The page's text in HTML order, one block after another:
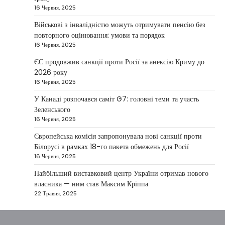
Президент України Володимир Зеленський
повідомив, що Київ готовий підтримати
міжнародних партнерів у стабілізації ситуації
на…
НОВИНИ
Конфлікт на Близькому Сході
паралізував туризм і
авіаперевезення
1 Березня, 2026
Загострення конфлікту на Близькому Сході
суттєво вплинуло на міжнародні подорожі та
туристичну індустрію. Після ударів…
США не відкидають можливість
удару по Ірану у разі провалу
переговорів
Kolomysheva Anastasiya
17 Червня,
16 Червня, 2025
Військові з інвалідністю можуть отримувати пенсію без
повторного оцінювання: умови та порядок
16 Червня, 2025
ЄС продовжив санкції проти Росії за анексію Криму до
2026 року
16 Червня, 2025
У Канаді розпочався саміт G7: головні теми та участь
Зеленського
16 Червня, 2025
Європейська комісія запропонувала нові санкції проти
Білорусі в рамках 18-го пакета обмежень для Росії
16 Червня, 2025
Найбільший виставковий центр України отримав нового
власника — ним став Максим Кріппа
22 Травня, 2025